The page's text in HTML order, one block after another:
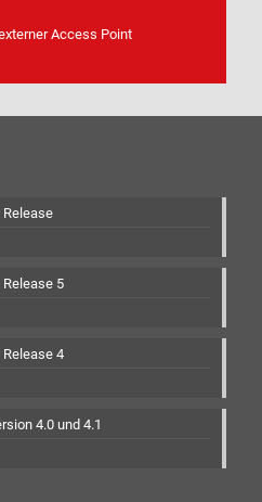
Access Point
Release
5
4
4.0 und 4.1